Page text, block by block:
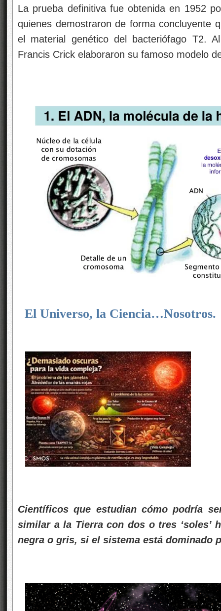
La prueba definitiva fue obtenida en 1952
quienes demostraron de forma concluyente
el material genético del bacteriófago T2.
Francis Crick elaboraron su famoso modelo
El Universo, la Ciencia…Nosotros.
Científicos que estudian cómo podría
similar a la Tierra con dos o tres ‘soles’
negra o gris, si el sistema está dominado